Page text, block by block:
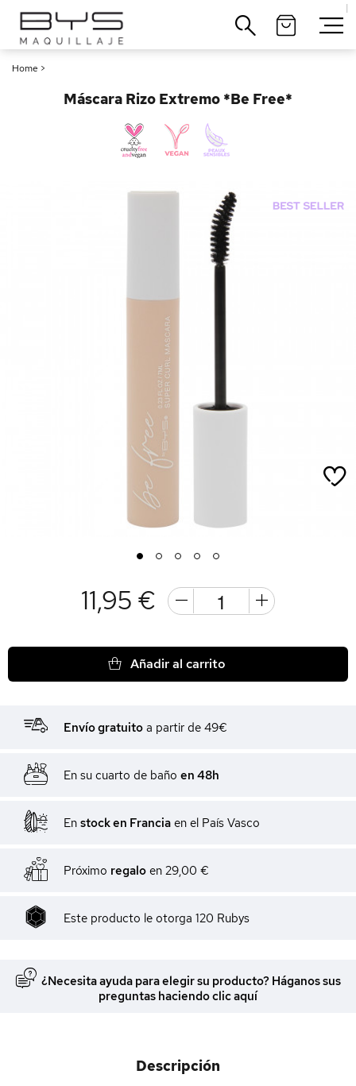
|
Home >
Máscara Rizo Extremo *Be Free*
1 2 3 4 5
11,95 €
Añadir al carrito
Envío gratuito a partir de 49€
En su cuarto de baño en 48h
En stock en Francia en el País Vasco
Próximo regalo en 29,00 €
Este producto le otorga 120 Rubys
¿Necesita ayuda para elegir su producto? Háganos sus
preguntas haciendo clic aquí
Descripción
Cerrar